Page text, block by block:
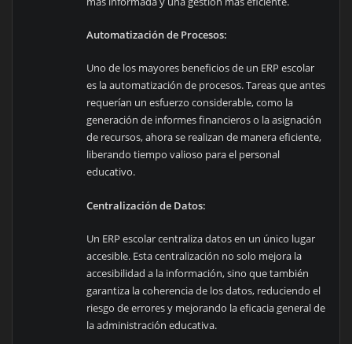
Automatización de Procesos:
Uno de los mayores beneficios de un ERP escolar
es la automatización de procesos. Tareas que antes
requerían un esfuerzo considerable, como la
generación de informes financieros o la asignación
de recursos, ahora se realizan de manera eficiente,
liberando tiempo valioso para el personal
educativo.
Centralización de Datos:
Un ERP escolar centraliza datos en un único lugar
accesible. Esta centralización no solo mejora la
accesibilidad a la información, sino que también
garantiza la coherencia de los datos, reduciendo el
riesgo de errores y mejorando la eficacia general de
la administración educativa.